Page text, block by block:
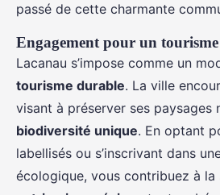
passé de cette charmante
Engagement pour un
Lacanau s’impose comme un
tourisme durable. La ville
visant à préserver ses paysages
biodiversité unique. En optant
labellisés ou s’inscrivant dans
écologique, vous contribuez à la